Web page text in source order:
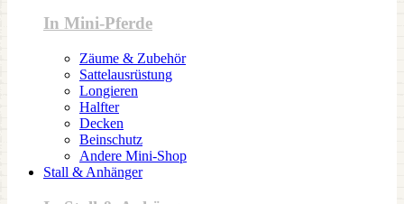
In Mini-Pferde
Zäume & Zubehör
Sattelausrüstung
Longieren
Halfter
Decken
Beinschutz
Andere Mini-Shop
Stall & Anhänger